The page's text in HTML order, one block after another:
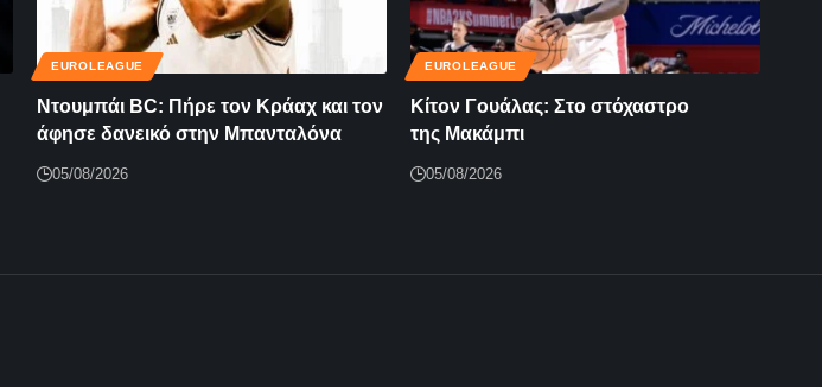
EUROLEAGUE
Ντουμπάι BC: Πήρε τον Κράαχ και τον
άφησε δανεικό στην Μπανταλόνα
05/08/2026
EUROLEAGUE
Κίτον Γουάλας: Στο στόχαστρο
της Μακάμπι
05/08/2026